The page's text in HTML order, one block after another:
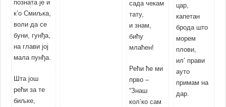
позната је и
к’о Смиљка,
воли да се
буни, гунђа,
на глави јој
мала пунђа.
Шта још
рећи за те
биљке,
сада чекам
тату,
и знам,
бићу
млаћен!
Рећи ће ми
прво –
“Знаш
кол’ко сам
цар,
капетан
брода што
морем
плови,
ил’ прави
ауто
примам на
дар.